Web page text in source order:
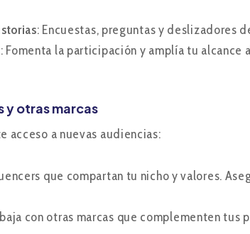
: Encuestas, preguntas y deslizadores
: Fomenta la participación y amplía tu
y otras marcas
acceso a nuevas audiencias:
que compartan tu nicho y valores.
con otras marcas que complementen tus